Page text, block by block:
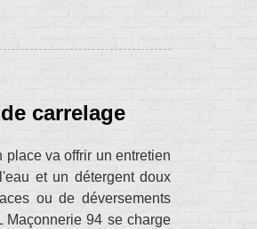
carrelage
va offrir un entretien
et un détergent doux
ou de déversements
Maçonnerie 94 se charge